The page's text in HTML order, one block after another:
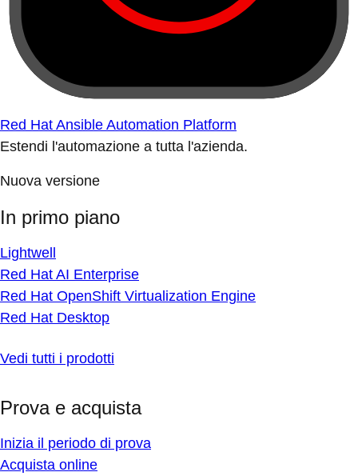
Red Hat Ansible Automation Platform
Estendi l'automazione a tutta l'azienda.
Nuova versione
In primo piano
Lightwell
Red Hat AI Enterprise
Red Hat OpenShift Virtualization Engine
Red Hat Desktop
Vedi tutti i prodotti
Prova e acquista
Inizia il periodo di prova
Acquista online